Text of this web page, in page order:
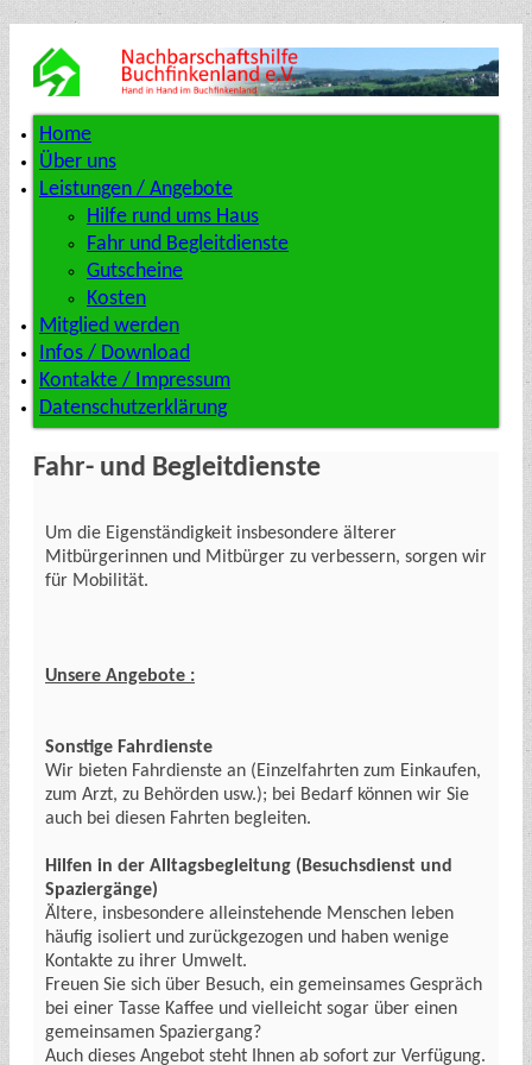
Home
Über uns
Leistungen / Angebote
Hilfe rund ums Haus
Fahr und Begleitdienste
Gutscheine
Kosten
Mitglied werden
Infos / Download
Kontakte / Impressum
Datenschutzerklärung
Fahr- und Begleitdienste
Um die Eigenständigkeit insbesondere älterer
Mitbürgerinnen und Mitbürger zu verbessern, sorgen wir
für Mobilität.
Unsere Angebote :
Sonstige Fahrdienste
Wir bieten Fahrdienste an (Einzelfahrten zum Einkaufen,
zum Arzt, zu Behörden usw.); bei Bedarf können wir Sie
auch bei diesen Fahrten begleiten.
Hilfen in der Alltagsbegleitung (Besuchsdienst und
Spaziergänge)
Ältere, insbesondere alleinstehende Menschen leben
häufig isoliert und zurückgezogen und haben wenige
Kontakte zu ihrer Umwelt.
Freuen Sie sich über Besuch, ein gemeinsames Gespräch
bei einer Tasse Kaffee und vielleicht sogar über einen
gemeinsamen Spaziergang?
Auch dieses Angebot steht Ihnen ab sofort zur Verfügung.